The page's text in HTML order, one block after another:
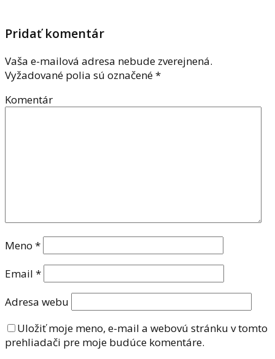
Pridať komentár
Vaša e-mailová adresa nebude zverejnená.
Vyžadované polia sú označené*
Komentár
Meno *
Email *
Adresa webu
Uložiť moje meno, e-mail a webovú stránku v tomto
prehliadači pre moje budúce komentáre.